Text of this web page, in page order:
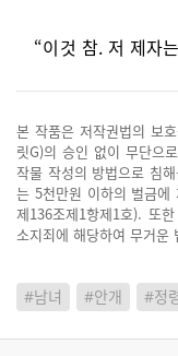
“이것 참. 저 제자
본 작품은 저작권법의 보
릿G)의 승인 없이 무단으
작물 작성의 방법으로 침
는 5천만원 이하의 벌금에
제136조제1항제1호). 또
소지죄에 해당하여 무거운
#남녀 #안개 #정